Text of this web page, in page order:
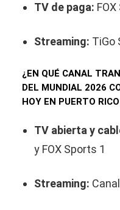
TV de paga:
Streaming: TiGo
¿EN QUÉ CANAL
DEL MUNDIAL 2026
HOY EN PUERTO
TV abierta y
y FOX Sports 1
Streaming: